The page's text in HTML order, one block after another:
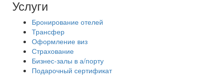
Услуги
Бронирование отелей
Трансфер
Оформление виз
Страхование
Бизнес-залы в а/порту
Подарочный сертификат